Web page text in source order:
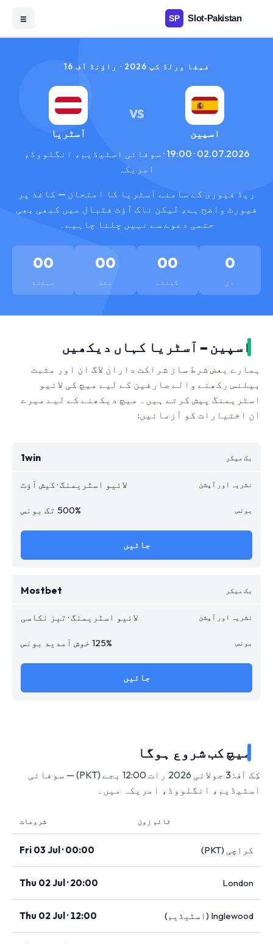
☰
فیفا ورلڈ کپ 2026 · راؤنڈ آف 16
اسپین
VS
آسٹریا
02.07.2026 · 19:00 · سوفائی اسٹیڈیم، انگلووڈ،
امریکہ
ریڈ فیوری کے سامنے آسٹریا کا امتحان — کاغذ پر
فیورٹ واضح ہے، لیکن ناک آؤٹ فٹبال میں کبھی بھی
حتمی دعوے سے نہیں چلنا چاہیے۔
0
دن
00
گھنٹے
00
منٹ
00
سیکنڈ
اسپین – آسٹریا کہاں دیکھیں
ہمارے بعض شرط ساز شراکت داران لاگ ان اور مثبت
بیلنس رکھنے والے صارفین کے لیے میچ کی لائیو
اسٹریمنگ پیش کرتے ہیں۔ میچ دیکھنے کے لیے میرے
ان اختیارات کو آزمائیں:
1win
لائیو اسٹریمنگ · کیش آؤٹ
500% تک بونس
جائیں
Mostbet
لائیو اسٹریمنگ · تیز نکاسی
125% خوش آمدید بونس
جائیں
میچ کب شروع ہوگا
کِک آف: 3 جولائی 2026 رات 12:00 بجے (PKT) — سوفائی
اسٹیڈیم، انگلووڈ، امریکہ میں۔
ٹائم زون شروعات
کراچی (PKT) Fri 03 Jul · 00:00
London
Thu 02 Jul · 20:00
Inglewood (اسٹیڈیم) Thu 02 Jul · 12:00